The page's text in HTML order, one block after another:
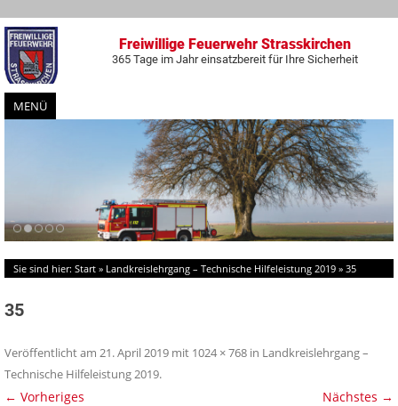
Freiwillige Feuerwehr Strasskirchen
365 Tage im Jahr einsatzbereit für Ihre Sicherheit
MENÜ
Zum
Inhalt
springen
Sie sind hier: Start » Landkreislehrgang – Technische Hilfeleistung 2019 » 35
35
Veröffentlicht am 21. April 2019 mit 1024 × 768 in Landkreislehrgang –
Technische Hilfeleistung 2019.
← Vorheriges Nächstes →